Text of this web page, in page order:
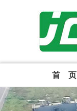
首 页